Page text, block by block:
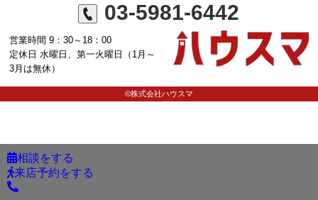
相談をする
来店予約をする
03-5981-6442
営業時間 9：30～18：00
定休日 水曜日、第一火曜日（1月～
3月は無休）
©株式会社ハウスマ